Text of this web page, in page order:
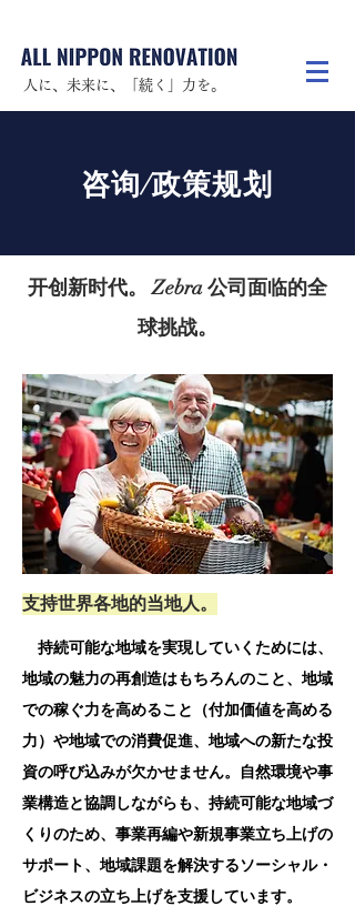
人に、未来に、「続く」力を。
咨询/政策规划
开创新时代。 Zebra 公司面临的全
球挑战。
支持世界各地的当地人。
持続可能な地域を実現していくためには、
地域の魅力の再創造はもちろんのこと、地域
での稼ぐ力を高めること（付加価値を高める
力）や地域での消費促進、地域への新たな投
資の呼び込みが欠かせません。自然環境や事
業構造と協調しながらも、持続可能な地域づ
くりのため、事業再編や新規事業立ち上げの
サポート、地域課題を解決するソーシャル・
ビジネスの立ち上げを支援しています。